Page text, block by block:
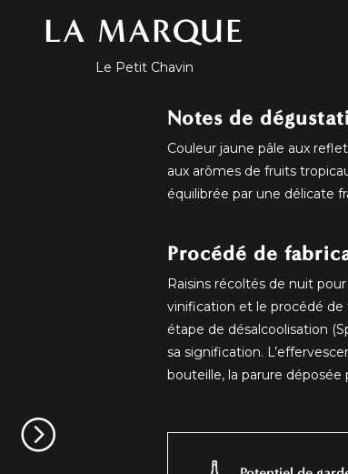
LA MARQUE
Le Petit Chavin
Notes de
Couleur jaune pâle aux
aux arômes de fruits
équilibrée par une délicate
Procédé de
Raisins récoltés de nuit
vinification et le procédé
étape de désalcoolisation
sa signification.
bouteille, la parure